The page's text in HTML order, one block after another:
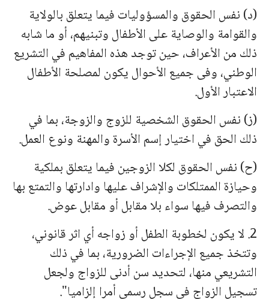
(د) نفس الحقوق والمسؤوليات فيما يتعلق بالولاية
والقوامة والوصاية على الأطفال وتبنيهم، أو ما شابه
ذلك من الأعراف، حين توجد هذه المفاهيم في التشريع
الوطني، وفى جميع الأحوال يكون لمصلحة الأطفال
الاعتبار الأول.
(ز) نفس الحقوق الشخصية للزوج والزوجة، بما في
ذلك الحق في اختيار إسم الأسرة والمهنة ونوع العمل.
(ح) نفس الحقوق لكلا الزوجين فيما يتعلق بملكية
وحيازة الممتلكات والإشراف عليها وادارتها والتمتع بها
والتصرف فيها سواء بلا مقابل أو مقابل عوض.
2. لا يكون لخطوبة الطفل أو زواجه أي اثر قانوني،
وتتخذ جميع الإجراءات الضرورية، بما في ذلك
التشريعي منها، لتحديد سن أدنى للزواج ولجعل
تسجيل الزواج في سجل رسمي أمرا إلزاميا".